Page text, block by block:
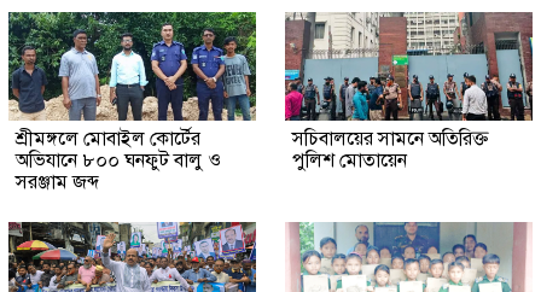
শ্রীমঙ্গলে মোবাইল কোর্টের
অভিযানে ৮০০ ঘনফুট বালু ও
সরঞ্জাম জব্দ
সচিবালয়ের সামনে অতিরিক্ত
পুলিশ মোতায়েন